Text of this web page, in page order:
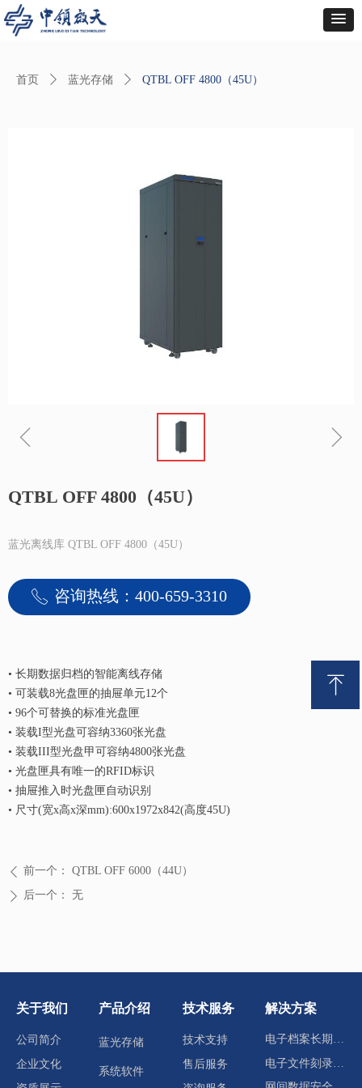
首页 ꄲ 蓝光存储 ꄲ QTBL OFF 4800（45U）
ꁆ ꁇ
QTBL OFF 4800（45U）
蓝光离线库 QTBL OFF 4800（45U）
ꂅ 咨询热线：400-659-3310
ꄴ 前一个： QTBL OFF 6000（44U）
ꄲ 后一个： 无
• 长期数据归档的智能离线存储
• 可装载8光盘匣的抽屉单元12个
• 96个可替换的标准光盘匣
• 装载I型光盘可容纳3360张光盘
• 装载III型光盘甲可容纳4800张光盘
• 光盘匣具有唯一的RFID标识
• 抽屉推入时光盘匣自动识别
• 尺寸(宽x高x深mm):600x1972x842(高度45U)
关于我们
公司简介
企业文化
产品介绍
蓝光存储
系统软件
技术服务
技术支持
售后服务
解决方案
电子档案长期归档存储
ꁸ